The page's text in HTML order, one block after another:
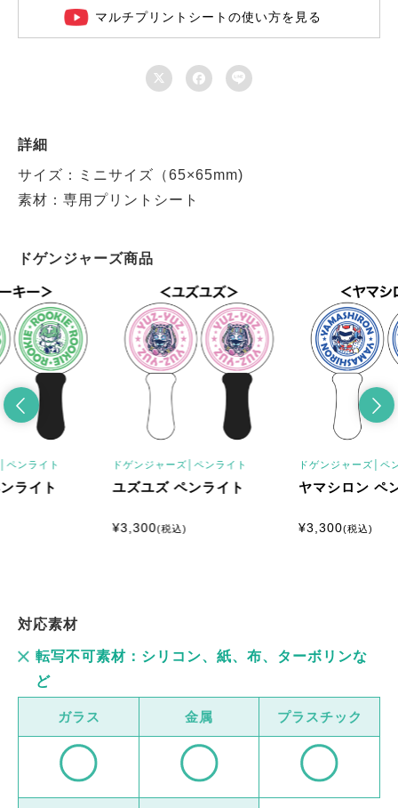
マルチプリントシートの使い方を見る
  
詳細
サイズ：ミニサイズ（65×65mm)
素材：専用プリントシート
ドゲンジャーズ商品
ペンライト
ライト
ドゲンジャーズ│ペンライト
ユズユズ ペンライト
¥3,300(税込)
ドゲンジャーズ│ペ
ヤマシロン ペ
¥3,300(税込)
対応素材
転写不可素材：シリコン、紙、布、ターボリンな
ど
ガラス 金属 プラスチック